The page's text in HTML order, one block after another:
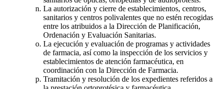
La autorización y cierre de establecimientos, centros,
sanitarios y centros polivalentes que no estén recogidas
entre los atribuidos a la Dirección de Planificación,
Ordenación y Evaluación Sanitarias.
La ejecución y evaluación de programas y actividades
de farmacia, así como la inspección de los servicios y
establecimientos de atención farmacéutica, en
coordinación con la Dirección de Farmacia.
Tramitación y resolución de los expedientes referidos a